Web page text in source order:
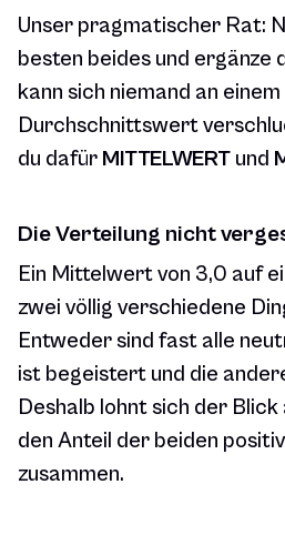
Unser pragmatischer Rat:
besten beides und ergänze
kann sich niemand an einem
Durchschnittswert
du dafür MITTELWERT und
Die Verteilung nicht
Ein Mittelwert von 3,0 auf
zwei völlig verschiedene
Entweder sind fast alle
ist begeistert und die
Deshalb lohnt sich der Blick
den Anteil der beiden
zusammen.